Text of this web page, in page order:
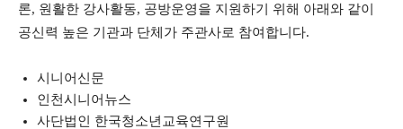
론, 원활한 강사활동, 공방운영을 지원하기 위해 아래와 같이
공신력 높은 기관과 단체가 주관사로 참여합니다.
시니어신문
인천시니어뉴스
사단법인 한국청소년교육연구원